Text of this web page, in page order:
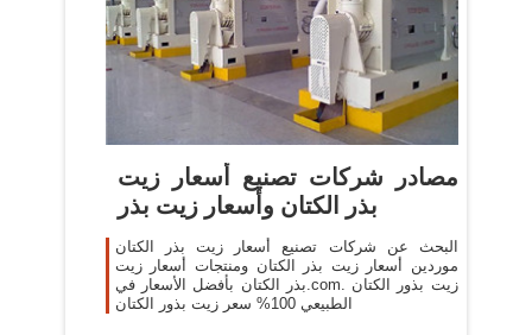
مصادر شركات تصنيع أسعار زيت
بذر الكتان وأسعار زيت بذر
البحث عن شركات تصنيع أسعار زيت بذر الكتان
موردين أسعار زيت بذر الكتان ومنتجات أسعار زيت
بذر الكتان بأفضل الأسعار في.com. زيت بذور الكتان
الطبيعي 100% سعر زيت بذور الكتان